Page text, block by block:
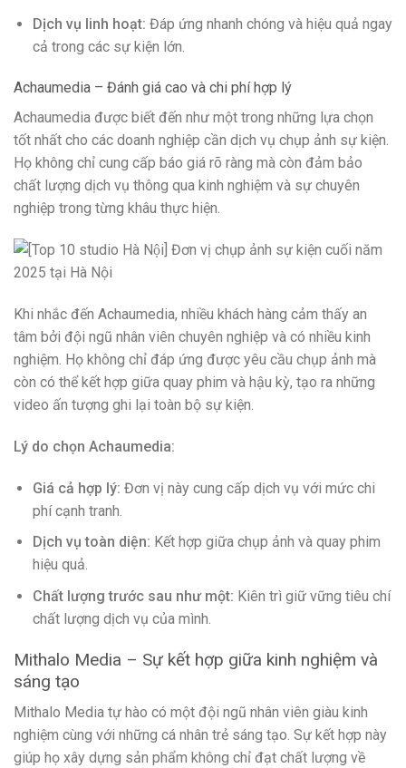
Dịch vụ linh hoạt: Đáp ứng nhanh chóng và hiệu quả ngay
cả trong các sự kiện lớn.
Achaumedia – Đánh giá cao và chi phí hợp lý
Achaumedia được biết đến như một trong những lựa chọn
tốt nhất cho các doanh nghiệp cần dịch vụ chụp ảnh sự kiện.
Họ không chỉ cung cấp báo giá rõ ràng mà còn đảm bảo
chất lượng dịch vụ thông qua kinh nghiệm và sự chuyên
nghiệp trong từng khâu thực hiện.
Khi nhắc đến Achaumedia, nhiều khách hàng cảm thấy an
tâm bởi đội ngũ nhân viên chuyên nghiệp và có nhiều kinh
nghiệm. Họ không chỉ đáp ứng được yêu cầu chụp ảnh mà
còn có thể kết hợp giữa quay phim và hậu kỳ, tạo ra những
video ấn tượng ghi lại toàn bộ sự kiện.
Lý do chọn Achaumedia:
Giá cả hợp lý: Đơn vị này cung cấp dịch vụ với mức chi
phí cạnh tranh.
Dịch vụ toàn diện: Kết hợp giữa chụp ảnh và quay phim
hiệu quả.
Chất lượng trước sau như một: Kiên trì giữ vững tiêu chí
chất lượng dịch vụ của mình.
Mithalo Media – Sự kết hợp giữa kinh nghiệm và
sáng tạo
Mithalo Media tự hào có một đội ngũ nhân viên giàu kinh
nghiệm cùng với những cá nhân trẻ sáng tạo. Sự kết hợp này
giúp họ xây dựng sản phẩm không chỉ đạt chất lượng về